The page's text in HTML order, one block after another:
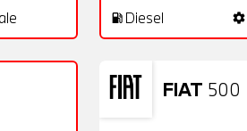
local_gas_station Diesel settings
FIAT 500
Usato